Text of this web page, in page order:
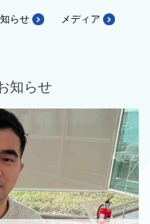
らせ
メディア
知らせ